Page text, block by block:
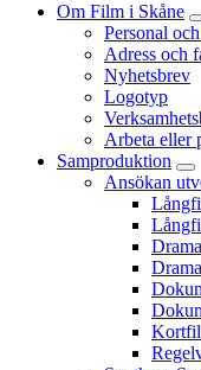
Om Film i Skåne
Personal
Adress och
Nyhetsbrev
Logotyp
Arbeta eller
Samproduktion
Ansökan